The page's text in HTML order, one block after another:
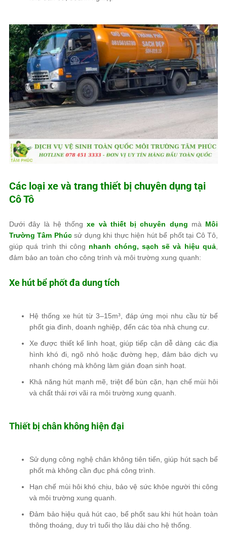
Các loại xe và trang thiết bị chuyên dụng tại
Cô Tô
Dưới đây là hệ thốngxe và thiết bị chuyên dụng mà Môi
Trường Tâm Phúcsử dụng khi thực hiện hút bể phốt tại Cô Tô,
giúp quá trình thi công nhanh chóng, sạch sẽ và hiệu quả
đảm bảo an toàn cho công trình và môi trường xung quanh:
Xe hút bể phốt đa dung tích
Hệ thống xe hút từ 3–15m³, đáp ứng mọi nhu cầu từ bể
phốt gia đình, doanh nghiệp, đến các tòa nhà chung cư.
Xe được thiết kế linh hoạt, giúp tiếp cận dễ dàng các địa
hình khó đi, ngõ nhỏ hoặc đường hẹp, đảm bảo dịch vụ
nhanh chóng mà không làm gián đoạn sinh hoạt.
Khả năng hút mạnh mẽ, triệt để bùn cặn, hạn chế mùi hôi
và chất thải rơi vãi ra môi trường xung quanh.
Thiết bị chân không hiện đại
Sử dụng công nghệ chân không tiên tiến, giúp hút sạch bể
phốt mà không cần đục phá công trình.
Hạn chế mùi hôi khó chịu, bảo vệ sức khỏe người thi công
và môi trường xung quanh.
Đảm bảo hiệu quả hút cao, bể phốt sau khi hút hoàn toàn
thông thoáng, duy trì tuổi thọ lâu dài cho hệ thống.